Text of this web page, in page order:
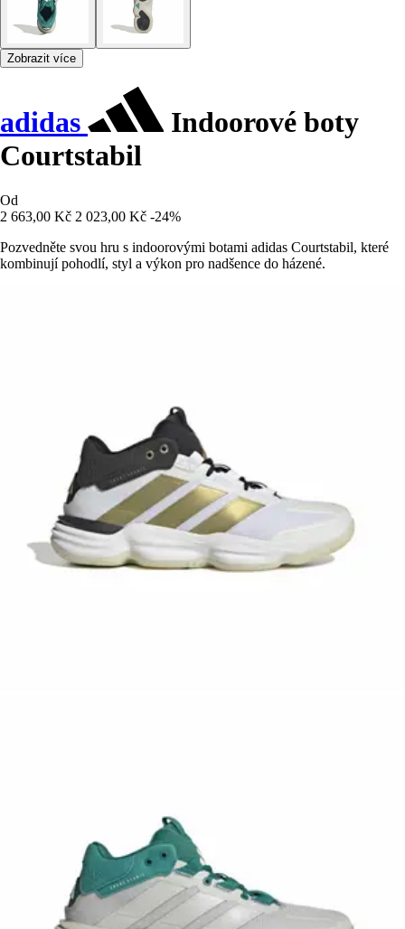
Zobrazit více
adidas
Indoorové boty
Courtstabil
Od
2 663,00 Kč 2 023,00 Kč -24%
Pozvedněte svou hru s indoorovými botami adidas Courtstabil, které
kombinují pohodlí, styl a výkon pro nadšence do házené.